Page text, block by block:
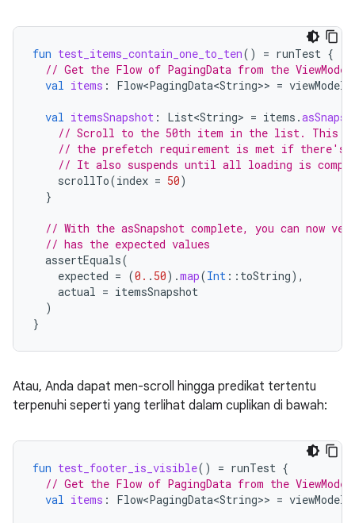
fun test_items_contain_one_to_ten() = runTest {
// Get the Flow of PagingData from the
val items : Flow<PagingData<String>> = viewModel
val itemsSnapshot : List<String> = items .
// Scroll to the 50th item in the list. This
// the prefetch requirement is met if there's
// It also suspends until all loading is
scrollTo(index = 50)
}
// With the asSnapshot complete, you can now
// has the expected values
assertEquals(
expected = (0. . 50).map(Int :: toString),
actual = itemsSnapshot
)
}
Atau, Anda dapat men-scroll hingga predikat tertentu
terpenuhi seperti yang terlihat dalam cuplikan di bawah:
fun test_footer_is_visible() = runTest {
// Get the Flow of PagingData from the
val items : Flow<PagingData<String>> = viewModel